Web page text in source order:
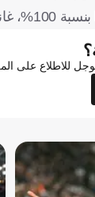
كرواتيا بنسبة 94.86%